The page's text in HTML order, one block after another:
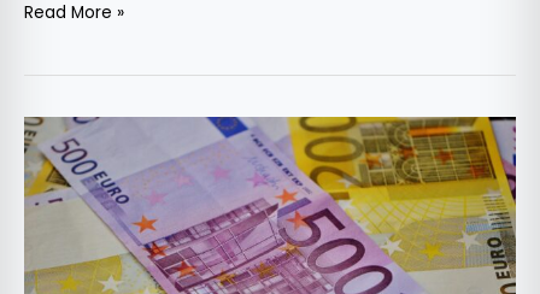
Read More »
Leasing
operaţional
de
euro.